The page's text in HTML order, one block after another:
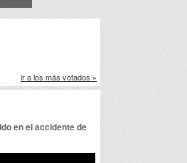
ir a los más votados »
en el accidente de